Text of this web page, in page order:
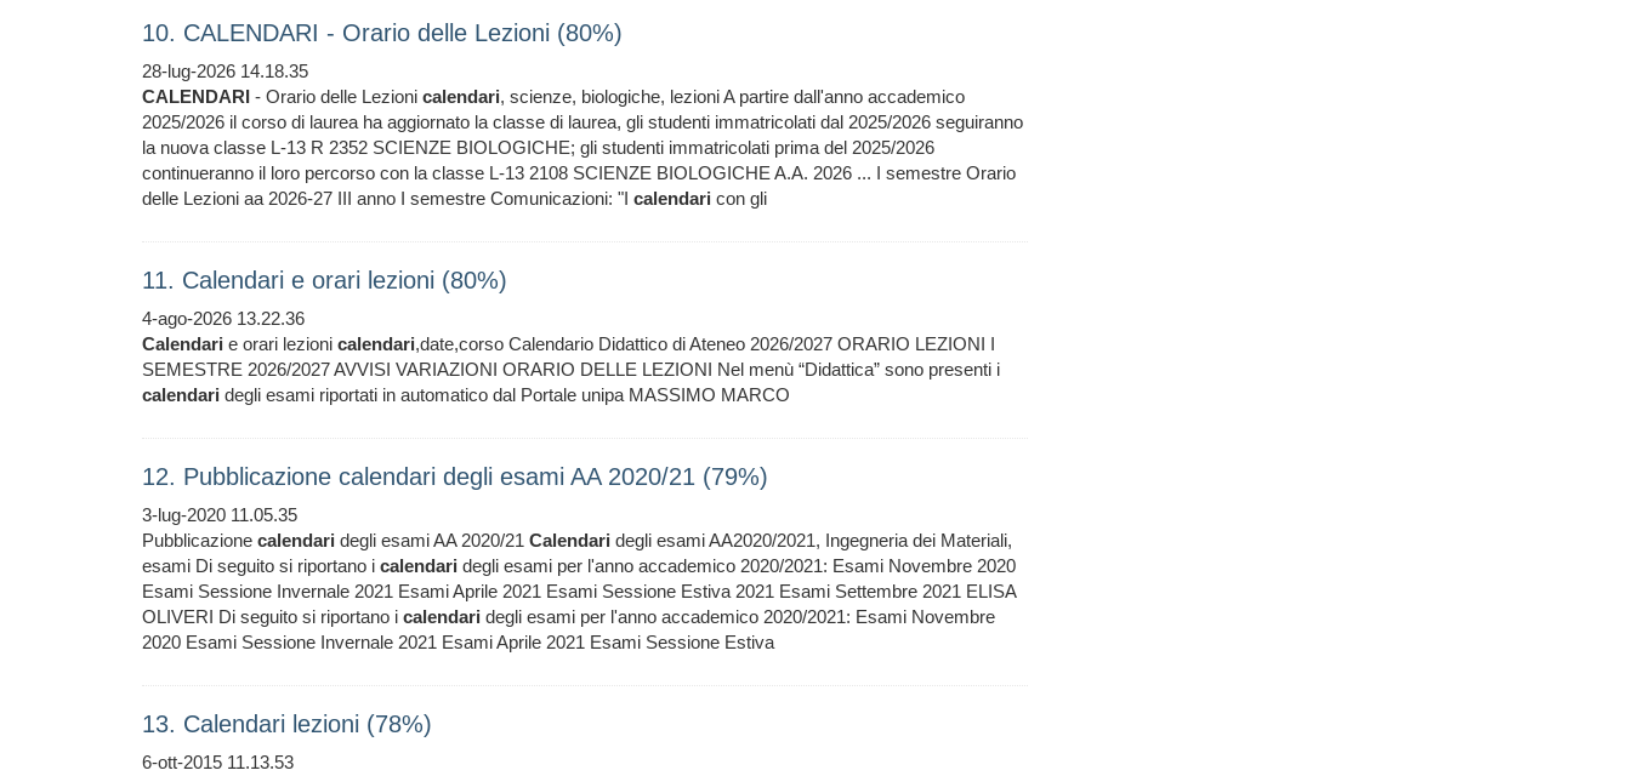
10. CALENDARI - Orario delle Lezioni (80%)
28-lug-2026 14.18.35
CALENDARI - Orario delle Lezioni calendari, scienze, biologiche, lezioni A partire dall'anno accademico
2025/2026 il corso di laurea ha aggiornato la classe di laurea, gli studenti immatricolati dal 2025/2026 seguiranno
la nuova classe L-13 R 2352 SCIENZE BIOLOGICHE; gli studenti immatricolati prima del 2025/2026
continueranno il loro percorso con la classe L-13 2108 SCIENZE BIOLOGICHE A.A. 2026 ... I semestre Orario
delle Lezioni aa 2026-27 III anno I semestre Comunicazioni: "I calendari con gli
11. Calendari e orari lezioni (80%)
4-ago-2026 13.22.36
Calendari e orari lezioni calendari,date,corso Calendario Didattico di Ateneo 2026/2027 ORARIO LEZIONI I
SEMESTRE 2026/2027 AVVISI VARIAZIONI ORARIO DELLE LEZIONI Nel menù “Didattica” sono presenti i
calendari degli esami riportati in automatico dal Portale unipa MASSIMO MARCO
12. Pubblicazione calendari degli esami AA 2020/21 (79%)
3-lug-2020 11.05.35
Pubblicazione calendari degli esami AA 2020/21 Calendari degli esami AA2020/2021, Ingegneria dei Materiali,
esami Di seguito si riportano i calendari degli esami per l'anno accademico 2020/2021: Esami Novembre 2020
Esami Sessione Invernale 2021 Esami Aprile 2021 Esami Sessione Estiva 2021 Esami Settembre 2021 ELISA
OLIVERI Di seguito si riportano i calendari degli esami per l'anno accademico 2020/2021: Esami Novembre
2020 Esami Sessione Invernale 2021 Esami Aprile 2021 Esami Sessione Estiva
13. Calendari lezioni (78%)
6-ott-2015 11.13.53